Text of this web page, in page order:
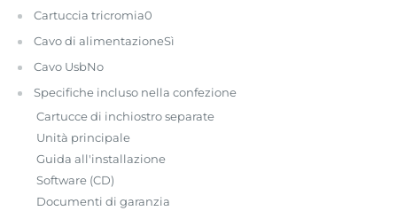
Cartuccia tricromia0
Cavo di alimentazioneSì
Cavo UsbNo
Specifiche incluso nella confezione
Cartucce di inchiostro separate
Unità principale
Guida all'installazione
Software (CD)
Documenti di garanzia